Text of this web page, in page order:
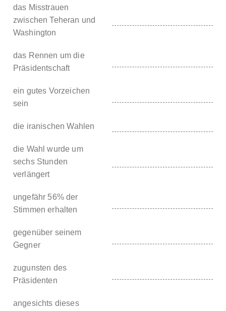
das Misstrauen
zwischen Teheran und
Washington
das Rennen um die
Präsidentschaft
ein gutes Vorzeichen
sein
die iranischen Wahlen
die Wahl wurde um
sechs Stunden
verlängert
ungefähr 56% der
Stimmen erhalten
gegenüber seinem
Gegner
zugunsten des
Präsidenten
angesichts dieses